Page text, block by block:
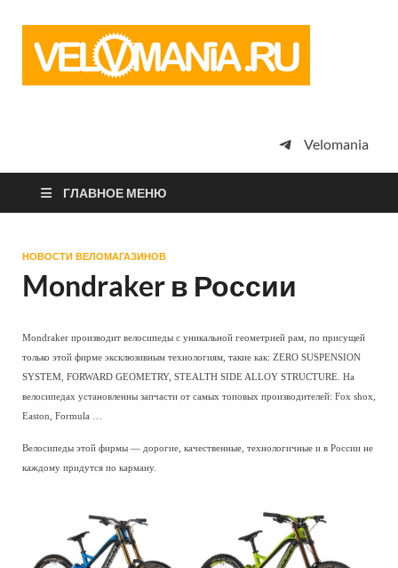
просто
Velomania
ГЛАВНОЕ МЕНЮ
НОВОСТИ ВЕЛОМАГАЗИНОВ
Mondraker в России
Mondraker производит велосипеды с уникальной геометрией рам, по присущей
только этой фирме эксклюзивным технологиям, такие как: ZERO SUSPENSION
SYSTEM, FORWARD GEOMETRY, STEALTH SIDE ALLOY STRUCTURE. На
велосипедах установленны запчасти от самых топовых производителей: Fox shox,
Easton, Formula …
Велосипеды этой фирмы — дорогие, качественные, технологичные и в России не
каждому придутся по карману.